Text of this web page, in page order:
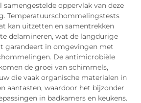
samengestelde oppervlak van deze
Temperatuurschommelingstests
kan uitzetten en samentrekken
delamineren, wat de langdurige
garandeert in omgevingen met
De antimicrobiële
de groei van schimmels,
die vaak organische materialen in
aantasten, waardoor het bijzonder
in badkamers en keukens.